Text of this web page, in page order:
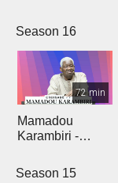
Season 16
72 min
Mamadou
Karambiri -
Season 15